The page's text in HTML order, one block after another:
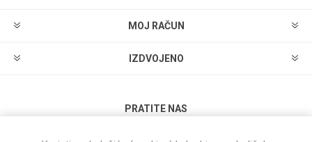
MOJ RAČUN
IZDVOJENO
PRATITE NAS